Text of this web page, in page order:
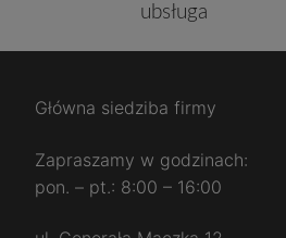
ubsługa
Główna siedziba firmy
Zapraszamy w godzinach:
pon. – pt.: 8:00 – 16:00